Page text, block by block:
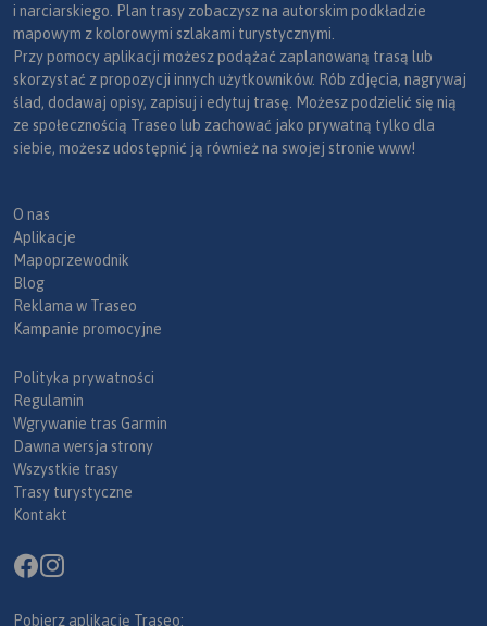
i narciarskiego. Plan trasy zobaczysz na autorskim podkładzie
mapowym z kolorowymi szlakami turystycznymi.
Przy pomocy aplikacji możesz podążać zaplanowaną trasą lub
skorzystać z propozycji innych użytkowników. Rób zdjęcia, nagrywaj
ślad, dodawaj opisy, zapisuj i edytuj trasę. Możesz podzielić się nią
ze społecznością Traseo lub zachować jako prywatną tylko dla
siebie, możesz udostępnić ją również na swojej stronie www!
O nas
Aplikacje
Mapoprzewodnik
Blog
Reklama w Traseo
Kampanie promocyjne
Polityka prywatności
Regulamin
Wgrywanie tras Garmin
Dawna wersja strony
Wszystkie trasy
Trasy turystyczne
Kontakt
Pobierz aplikację Traseo: